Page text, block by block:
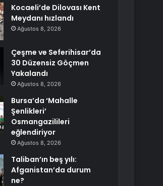
Kocaeli’de Dilovası Kent
Meydanı hızlandı
Ağustos 8, 2026
Çeşme ve Seferihisar’da
30 Düzensiz Göçmen
Yakalandı
Ağustos 8, 2026
Bursa’da ‘Mahalle
Şenlikleri’
Osmangazilileri
eğlendiriyor
Ağustos 8, 2026
Taliban’ın beş yılı:
Afganistan’da durum
ne?